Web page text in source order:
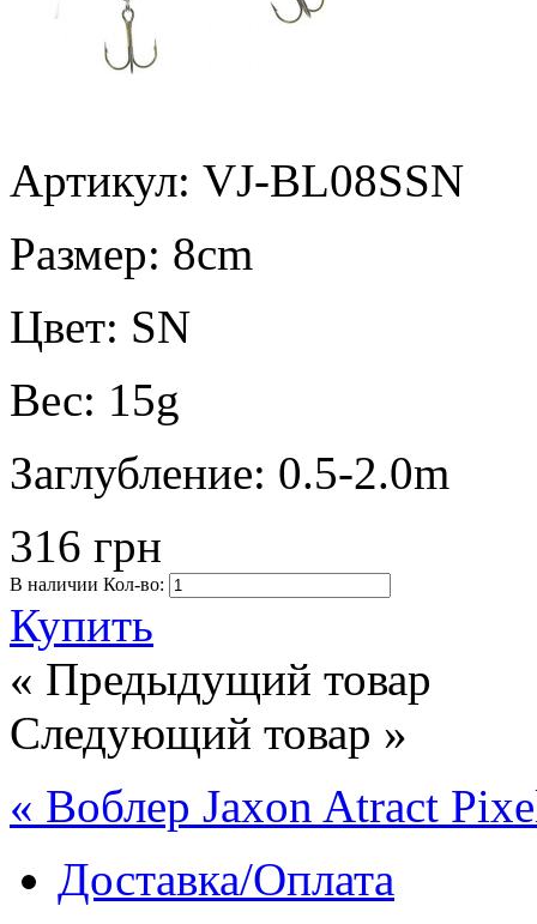
Артикул: VJ-BL08SSN
Размер: 8cm
Цвет: SN
Вес: 15g
Заглубление: 0.5-2.0m
316 грн
В наличии Кол-во:
Купить
« Предыдущий товар
Следующий товар »
« Воблер Jaxon Atract
Доставка/Оплата